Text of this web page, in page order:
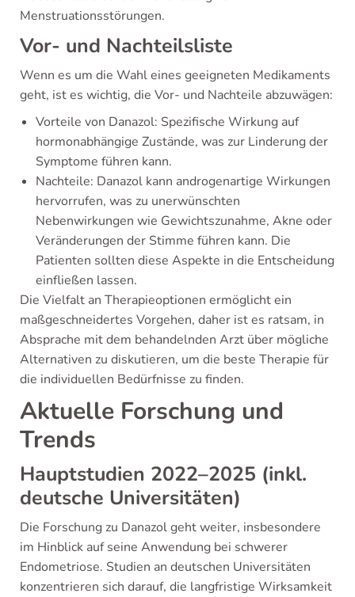
Menstruationsstörungen.
Vor- und Nachteilsliste
Wenn es um die Wahl eines geeigneten Medikaments
geht, ist es wichtig, die Vor- und Nachteile abzuwägen:
Vorteile von Danazol: Spezifische Wirkung auf
hormonabhängige Zustände, was zur Linderung der
Symptome führen kann.
Nachteile: Danazol kann androgenartige Wirkungen
hervorrufen, was zu unerwünschten
Nebenwirkungen wie Gewichtszunahme, Akne oder
Veränderungen der Stimme führen kann. Die
Patienten sollten diese Aspekte in die Entscheidung
einfließen lassen.
Die Vielfalt an Therapieoptionen ermöglicht ein
maßgeschneidertes Vorgehen, daher ist es ratsam, in
Absprache mit dem behandelnden Arzt über mögliche
Alternativen zu diskutieren, um die beste Therapie für
die individuellen Bedürfnisse zu finden.
Aktuelle Forschung und
Trends
Hauptstudien 2022–2025 (inkl.
deutsche Universitäten)
Die Forschung zu Danazol geht weiter, insbesondere
im Hinblick auf seine Anwendung bei schwerer
Endometriose. Studien an deutschen Universitäten
konzentrieren sich darauf, die langfristige Wirksamkeit